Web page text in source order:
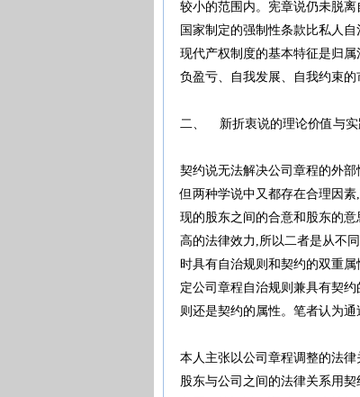
较小的范围内。宪章说仍未脱
国家制定的强制性条款比私人
现代产权制度的基本特征是归
负盈亏、自我发展、自我约束
二、 新折衷说的理论价值与
契约说无法解决公司章程的外
但两种学说中又都存在合理因
现的股东之间的合意和股东的
高的法律效力,所以二者是从不
时具有自治规则和契约的双重
定公司章程自治规则兼具有契
则还是契约的属性。笔者认为
本人主张以公司章程调整的法
股东与公司之间的法律关系用